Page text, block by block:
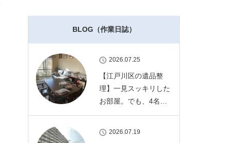
BLOG（作業日誌）
2026.07.25
【江戸川区の遺品整
理】一見スッキリした
お部屋。でも、4名…
2026.07.19